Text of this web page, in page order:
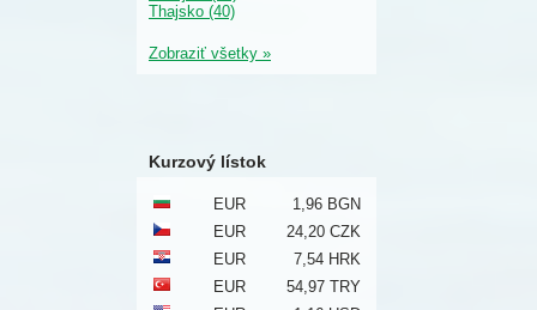
Thajsko (40)
Zobraziť všetky »
Kurzový lístok
EUR
1,96 BGN
EUR
24,20 CZK
EUR
7,54 HRK
EUR
54,97 TRY